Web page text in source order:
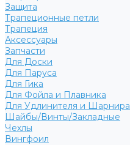
Защита
Трапеционные петли
Трапеция
Аксессуары
Запчасти
Для Доски
Для Паруса
Для Гика
Для Фойла и Плавника
Для Удлинителя и Шарнира
Шайбы/Винты/Закладные
Чехлы
Вингфоил